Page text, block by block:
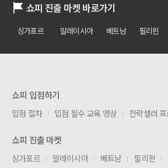
쇼피 진출 마켓 바로가기
싱가포르 말레이시아 베트남 필리핀
쇼피 입점하기
입점 절차 입점 필수 교육 영상 전략셀러
쇼피 진출 마켓
싱가포르 말레이시아 베트남 필리핀